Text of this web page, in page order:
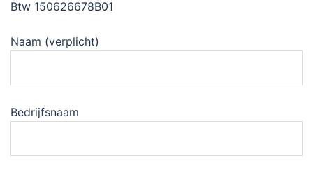
Btw 150626678B01
Naam (verplicht)
Bedrijfsnaam